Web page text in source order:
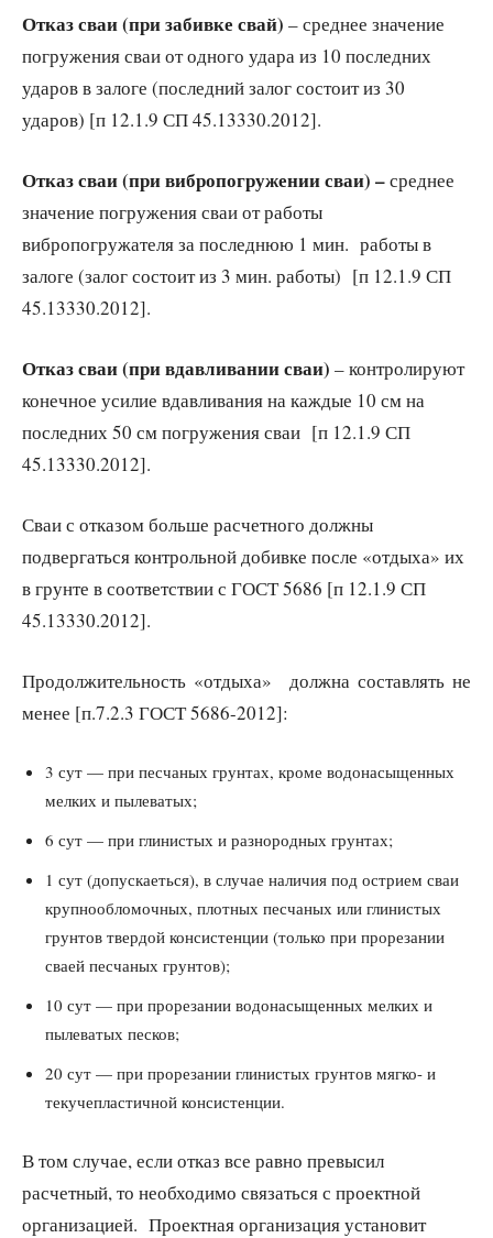
Отказ сваи (при забивке свай) – среднее значение
погружения сваи от одного удара из 10 последних
ударов в залоге (последний залог состоит из 30
ударов) [п 12.1.9 СП 45.13330.2012].
Отказ сваи (при вибропогружении сваи) –среднее
значение погружения сваи от работы
вибропогружателя за последнюю 1 мин. работы в
залоге (залог состоит из 3 мин. работы) [п 12.1.9 СП
45.13330.2012].
Отказ сваи (при вдавливании сваи) – контролируют
конечное усилие вдавливания на каждые 10 см на
последних 50 см погружения сваи [п 12.1.9 СП
45.13330.2012].
Сваи с отказом больше расчетного должны
подвергаться контрольной добивке после «отдыха» их
в грунте в соответствии с ГОСТ 5686 [п 12.1.9 СП
45.13330.2012].
Продолжительность «отдыха» должна составлять не
менее [п.7.2.3 ГОСТ 5686-2012]:
3 сут — при песчаных грунтах, кроме водонасыщенных
мелких и пылеватых;
6 сут — при глинистых и разнородных грунтах;
1 сут (допускаеться), в случае наличия под острием сваи
крупнообломочных, плотных песчаных или глинистых
грунтов твердой консистенции (только при прорезании
сваей песчаных грунтов);
10 сут — при прорезании водонасыщенных мелких и
пылеватых песков;
20 сут — при прорезании глинистых грунтов мягко- и
текучепластичной консистенции.
В том случае, если отказ все равно превысил
расчетный, то необходимо связаться с проектной
организацией. Проектная организация установит